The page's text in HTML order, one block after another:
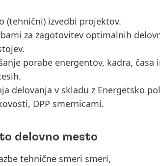
(tehnični) izvedbi projektov.
za zagotovitev optimalnih
porabe energentov, kadra, časa
delovanja v skladu z Energetsko
DPP smernicami.
delovno mesto
tehnične smeri smeri,